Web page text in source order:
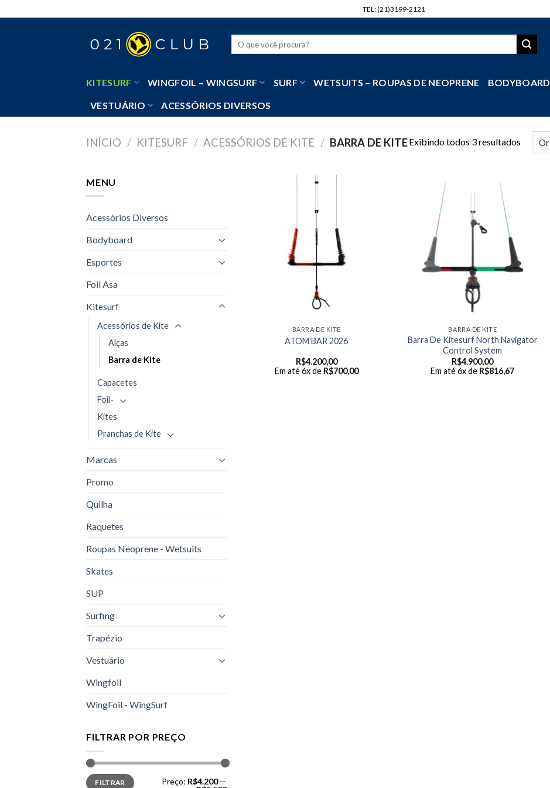
to
TEL: (21)3199-2121
KITESURF WINGFOIL – WINGSURF SURF WETSUITS – ROUPAS DE NEOPRENE BODYBOARD
VESTUÁRIO ACESSÓRIOS DIVERSOS
INÍCIO / KITESURF / ACESSÓRIOS DE KITE / BARRA DE KITEExibindo todos 3 resultados
MENU
Acessórios Diversos
Bodyboard
Esportes
Foil Asa
Kitesurf
Acessórios de Kite
Alças
Barra de Kite
Capacetes
Foil-
Kites
Pranchas de Kite
Marcas
Promo
Quilha
Raquetes
Roupas Neoprene - Wetsuits
Skates
SUP
Surfing
Trapézio
Vestuário
Wingfoil
WingFoil - WingSurf
FILTRAR POR PREÇO
Preço
mínimo
Preço
máximo
FILTRAR Preço: R$4.200—
BARRA DE KITE
ATOM BAR 2026
R$4.200,00
Em até 6x de R$700,00
BARRA DE KITE
Barra De Kitesurf North Navigator
Control System
R$4.900,00
Em até 6x de R$816,67